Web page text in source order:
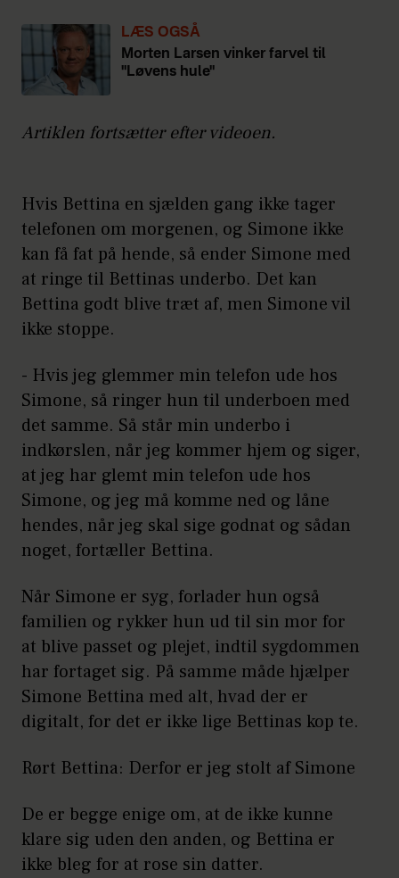
LÆS OGSÅ
Morten Larsen vinker farvel til
"Løvens hule"
Artiklen fortsætter efter videoen.
Hvis Bettina en sjælden gang ikke tager
telefonen om morgenen, og Simone ikke
kan få fat på hende, så ender Simone med
at ringe til Bettinas underbo. Det kan
Bettina godt blive træt af, men Simone vil
ikke stoppe.
- Hvis jeg glemmer min telefon ude hos
Simone, så ringer hun til underboen med
det samme. Så står min underbo i
indkørslen, når jeg kommer hjem og siger,
at jeg har glemt min telefon ude hos
Simone, og jeg må komme ned og låne
hendes, når jeg skal sige godnat og sådan
noget, fortæller Bettina.
Når Simone er syg, forlader hun også
familien og rykker hun ud til sin mor for
at blive passet og plejet, indtil sygdommen
har fortaget sig. På samme måde hjælper
Simone Bettina med alt, hvad der er
digitalt, for det er ikke lige Bettinas kop te.
Rørt Bettina: Derfor er jeg stolt af Simone
De er begge enige om, at de ikke kunne
klare sig uden den anden, og Bettina er
ikke bleg for at rose sin datter.